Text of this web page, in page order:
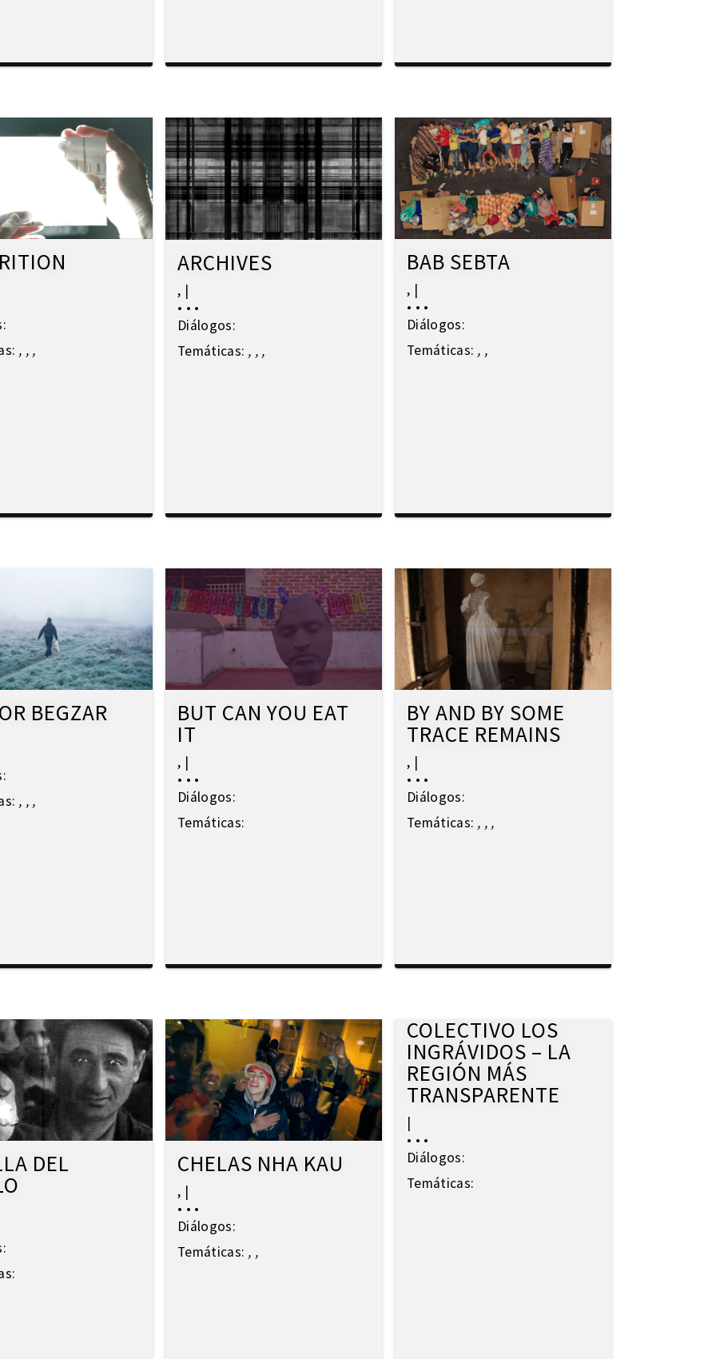
, ,,
ARCHIVES
, |
• • •
Diálogos:
Temáticas: , ,,
BAB SEBTA
, |
• • •
Diálogos:
Temáticas: , ,
BEGZAR
, ,,
BUT CAN YOU EAT
IT
, |
• • •
Diálogos:
Temáticas:
BY AND BY SOME
TRACE REMAINS
, |
• • •
Diálogos:
Temáticas: , ,,
DEL CHELAS NHA KAU
, |
• • •
Diálogos:
Temáticas: , ,
COLECTIVO LOS
INGRÁVIDOS – LA
REGIÓN MÁS
TRANSPARENTE
|
• • •
Diálogos:
Temáticas: